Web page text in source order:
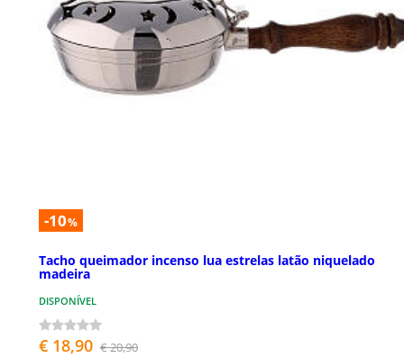
-10%
Tacho queimador incenso lua estrelas latão niquelado
madeira
DISPONÍVEL
€ 18,90 € 20,90